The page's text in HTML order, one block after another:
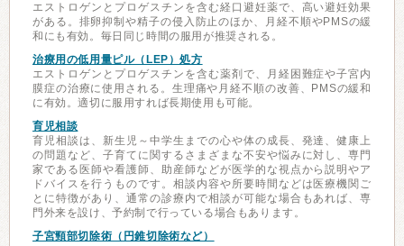
エストロゲンとプロゲスチンを含む経口避妊薬で、高い避妊効果
がある。排卵抑制や精子の侵入防止のほか、月経不順やPMSの緩
和にも有効。毎日同じ時間の服用が推奨される。
治療用の低用量ピル（LEP）処方
エストロゲンとプロゲスチンを含む薬剤で、月経困難症や子宮内
膜症の治療に使用される。生理痛や月経不順の改善、PMSの緩和
に有効。適切に服用すれば長期使用も可能。
育児相談
育児相談は、新生児～中学生までの心や体の成長、発達、健康上
の問題など、子育てに関するさまざまな不安や悩みに対し、専門
家である医師や看護師、助産師などが医学的な視点から説明やア
ドバイスを行うものです。相談内容や所要時間などは医療機関ご
とに特徴があり、通常の診療内で相談が可能な場合もあれば、専
門外来を設け、予約制で行っている場合もあります。
子宮頸部切除術（円錐切除術など）